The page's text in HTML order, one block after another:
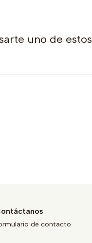
uno de estos
de contacto